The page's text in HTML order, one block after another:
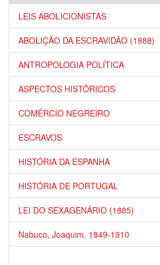
LEIS ABOLICIONISTAS
ABOLIÇÃO DA ESCRAVIDÃO (1888)
ANTROPOLOGIA POLÍTICA
ASPECTOS HISTÓRICOS
COMÉRCIO NEGREIRO
ESCRAVOS
HISTÓRIA DA ESPANHA
HISTÓRIA DE PORTUGAL
LEI DO SEXAGENÁRIO (1885)
Nabuco, Joaquim, 1849-1910